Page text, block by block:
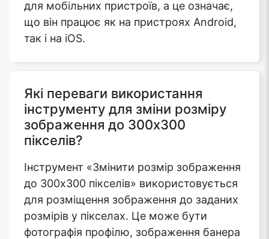
для мобільних пристроїв, а це означає,
що він працює як на пристроях Android,
так і на iOS.
Які переваги використання
інструменту для зміни розміру
зображення до 300x300
пікселів?
Інструмент «Змінити розмір зображення
до 300x300 пікселів» використовується
для розміщення зображення до заданих
розмірів у пікселах. Це може бути
фотографія профілю, зображення банера